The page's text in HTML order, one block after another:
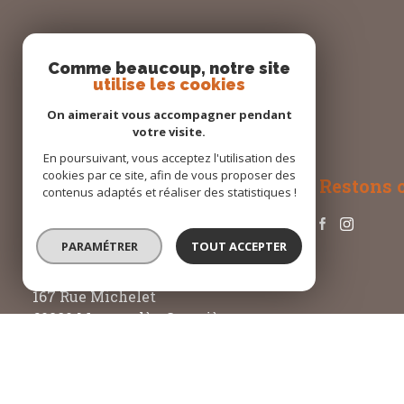
Margny Immo
03 44 92 41 41
margny-immo@orange.fr
167 Rue Michelet
60280 Margny-lès-Compiègne
Restons
Comme beaucoup, notre site
utilise les cookies
On aimerait vous accompagner pendant
votre visite.
En poursuivant, vous acceptez l'utilisation des
cookies par ce site, afin de vous proposer des
contenus adaptés et réaliser des statistiques !
PARAMÉTRER TOUT ACCEPTER